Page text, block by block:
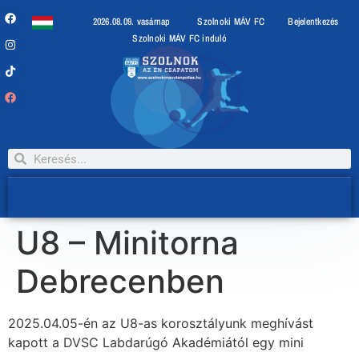
2026.08.09. vasárnap Szolnoki MÁV FC
Bejelentkezés
Szolnoki MÁV FC induló
U8 – Minitorna
Debrecenben
2025.04.05-én az U8-as korosztályunk meghívást
kapott a DVSC Labdarúgó Akadémiától egy mini